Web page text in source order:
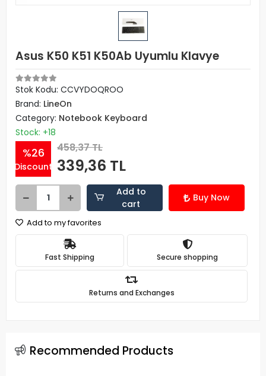
Asus K50 K51 K50Ab Uyumlu Klavye
Stok Kodu: CCVYDOQROO
Brand: LineOn
Category: Notebook Keyboard
Stock: +18
%26
Discount
458,37 TL
339,36 TL
Add to
cart
Buy Now
Add to my favorites
Fast Shipping Secure shopping
Returns and Exchanges
Recommended Products